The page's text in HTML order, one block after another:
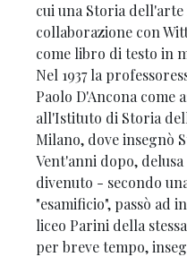
cui una Storia
collaborazione con
come libro di testo in
Nel 1937 la
Paolo D'Ancona come
all'Istituto di Storia
Milano, dove insegnò
Vent'anni dopo,
divenuto - secondo
"esamificio", passò ad
liceo Parini della
per breve tempo,